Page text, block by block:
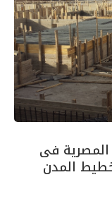
المصرية فى
المدن